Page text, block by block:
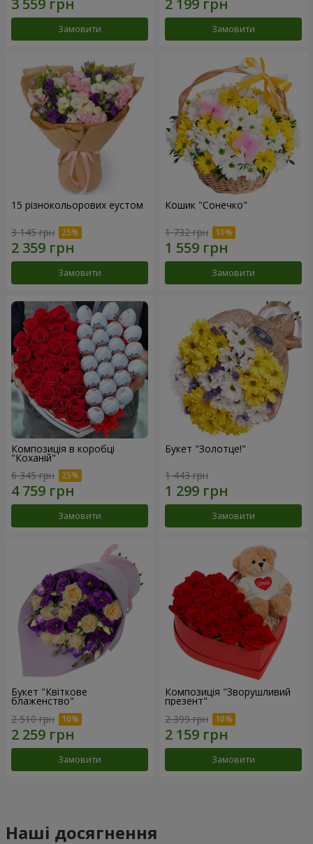
Замовити Замовити
15 різнокольорових еустом
3 145 грн
Замовити
Кошик "Сонечко"
1 732 грн
Замовити
Композиція в коробці
"Коханій"
6 345 грн
Замовити
Букет "Золотце!"
1 443 грн
Замовити
Букет "Квіткове
блаженство"
2 510 грн
Замовити
Композиція "Зворушливий
презент"
2 399 грн
Замовити
Наші досягнення